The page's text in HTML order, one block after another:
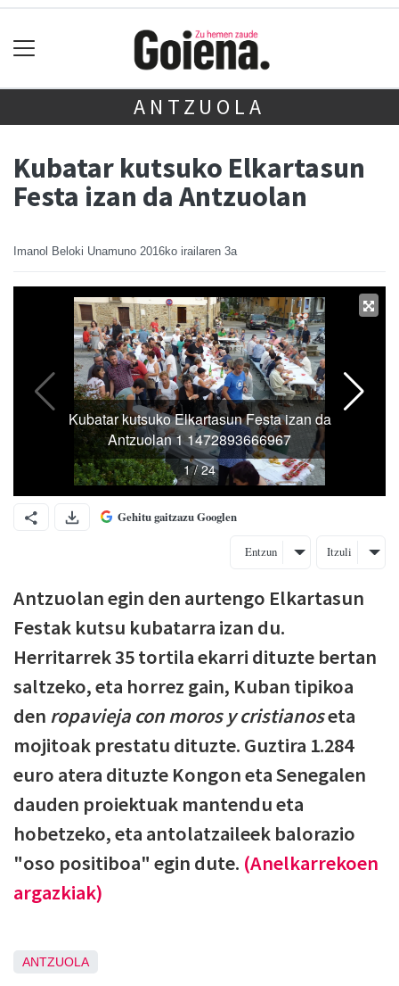
ANTZUOLA
Kubatar kutsuko Elkartasun
Festa izan da Antzuolan
Imanol Beloki Unamuno 2016ko irailaren 3a
Gehitu gaitzazu Googlen
Entzun Itzuli
Antzuolan egin den aurtengo Elkartasun
Festak kutsu kubatarra izan du.
Herritarrek 35 tortila ekarri dituzte bertan
saltzeko, eta horrez gain, Kuban tipikoa
den ropavieja con moros y cristianoseta
mojitoak prestatu dituzte. Guztira 1.284
euro atera dituzte Kongon eta Senegalen
dauden proiektuak mantendu eta
hobetzeko, eta antolatzaileek balorazio
"oso positiboa" egin dute. (Anelkarrekoen
argazkiak)
ANTZUOLA